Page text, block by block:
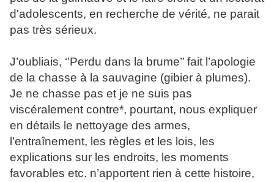
d'adolescents, en recherche de vérité, ne parait
pas très sérieux.
J’oubliais, ‘’Perdu dans la brume’’ fait l’apologie
de la chasse à la sauvagine (gibier à plumes).
Je ne chasse pas et je ne suis pas
viscéralement contre*, pourtant, nous expliquer
en détails le nettoyage des armes,
l’entraînement, les règles et les lois, les
explications sur les endroits, les moments
favorables etc. n’apportent rien à cette histoire,